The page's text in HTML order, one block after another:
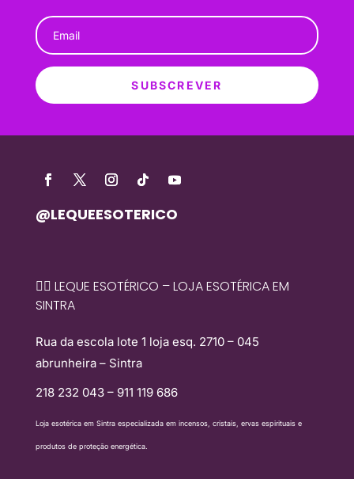
SUBSCREVER
@LEQUEESOTERICO
🧙‍♀️ LEQUE ESOTÉRICO – LOJA ESOTÉRICA EM
SINTRA
Rua da escola lote 1 loja esq. 2710 – 045
abrunheira – Sintra
218 232 043 – 911 119 686
Loja esotérica em Sintra especializada em incensos, cristais, ervas espirituais e
produtos de proteção energética.